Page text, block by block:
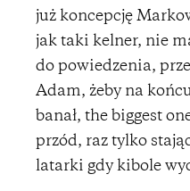
już koncepcję
jak taki kelner, nie
do powiedzenia,
Adam, żeby na
banał, the biggest
przód, raz tylko
latarki gdy kibole